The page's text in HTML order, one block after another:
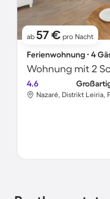
ab 57 € pro Nacht
Ferienwohnung ∙ 4
4.6
Nazaré, Distrikt Leiria,